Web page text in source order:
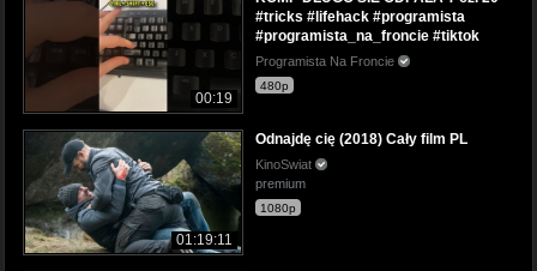
00:19
#tricks #lifehack #programista
#programista_na_froncie #tiktok
Programista Na Froncie
480p
01:19:11
Odnajdę cię (2018) Cały film PL
KinoSwiat
premium
1080p